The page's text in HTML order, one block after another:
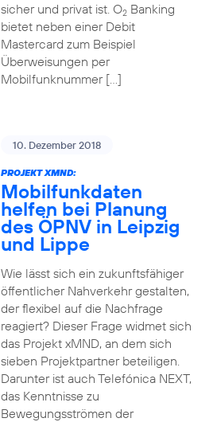
sicher und privat ist. O2Banking
bietet neben einer Debit
Mastercard zum Beispiel
Überweisungen per
Mobilfunknummer […]
10. Dezember 2018
PROJEKT XMND:
Mobilfunkdaten
helfen bei Planung
des ÖPNV in Leipzig
und Lippe
Wie lässt sich ein zukunftsfähiger
öffentlicher Nahverkehr gestalten,
der flexibel auf die Nachfrage
reagiert? Dieser Frage widmet sich
das Projekt xMND, an dem sich
sieben Projektpartner beteiligen.
Darunter ist auch Telefónica NEXT,
das Kenntnisse zu
Bewegungsströmen der